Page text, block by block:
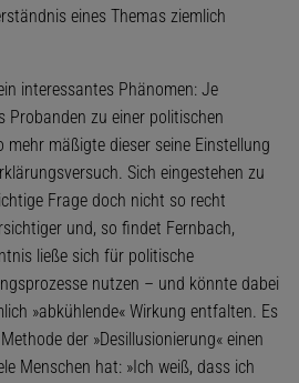
eines Themas ziemlich
interessantes Phänomen: Je
Probanden zu einer politischen
mäßigte dieser seine Einstellung
Sich eingestehen zu
Frage doch nicht so recht
und, so findet Fernbach,
ließe sich für politische
nutzen – und könnte dabei
»abkühlende« Wirkung entfalten. Es
der »Desillusionierung« einen
Menschen hat: »Ich weiß, dass ich